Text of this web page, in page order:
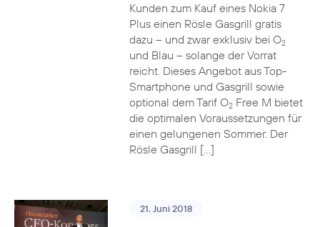
Kunden zum Kauf eines Nokia 7
Plus einen Rösle Gasgrill gratis
dazu – und zwar exklusiv bei O2
und Blau – solange der Vorrat
reicht. Dieses Angebot aus Top-
Smartphone und Gasgrill sowie
optional dem Tarif O2Free M bietet
die optimalen Voraussetzungen für
einen gelungenen Sommer. Der
Rösle Gasgrill […]
21. Juni 2018